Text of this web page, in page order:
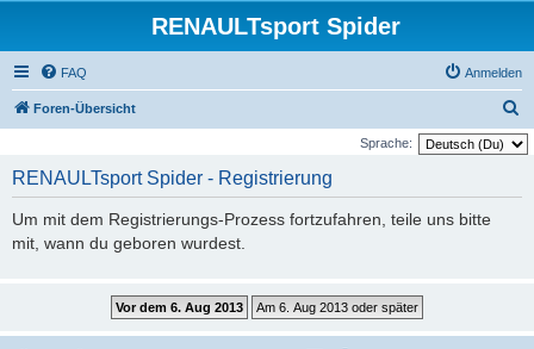
RENAULTsport Spider
FAQ Anmelden
Foren-Übersicht
u
Sprache:
RENAULTsport Spider - Registrierung
Um mit dem Registrierungs-Prozess fortzufahren, teile uns bitte
mit, wann du geboren wurdest.